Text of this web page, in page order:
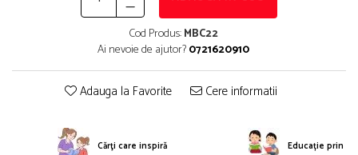
Cod Produs:MBC22
Ai nevoie de ajutor?0721620910
Adauga la Favorite Cere informatii
Cărţi care inspiră Educație prin